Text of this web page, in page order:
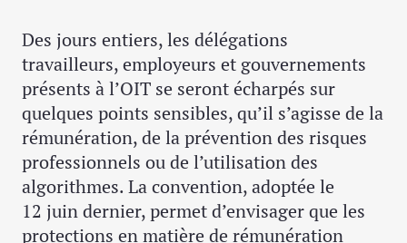
Des jours entiers, les délégations
travailleurs, employeurs et gouvernements
présents à l’OIT se seront écharpés sur
quelques points sensibles, qu’il s’agisse de la
rémunération, de la prévention des risques
professionnels ou de l’utilisation des
algorithmes. La convention, adoptée le
12 juin dernier, permet d’envisager que les
protections en matière de rémunération